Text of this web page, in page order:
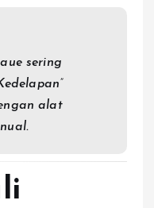
sering
alat